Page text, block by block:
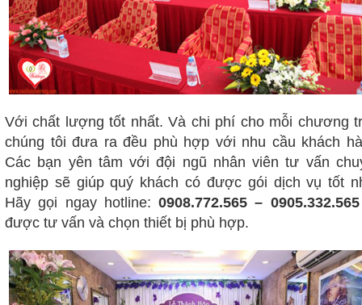
Với chất lượng tốt nhất. Và chi phí cho mỗi chương
chúng tôi đưa ra đều phù hợp với nhu cầu khách
Các bạn yên tâm với đội ngũ nhân viên tư vấn
nghiệp sẽ giúp quý khách có được gói dịch vụ tốt
Hãy gọi ngay hotline:0908.772.565 –
được tư vấn và chọn thiết bị phù hợp.